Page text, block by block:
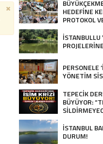
HEDEFİNE
PROTOKOL
DESTEK…
İSTANBULLU
PERSONELE
YÖNETİM
TEPECİK
BÜYÜYOR:
İSTANBUL
DURUM!